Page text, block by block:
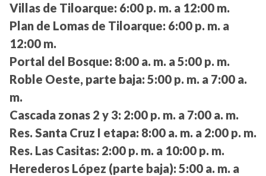
Villas de Tiloarque: 6:00 p. m. a 12:00 m.
Plan de Lomas de Tiloarque: 6:00 p. m. a
12:00 m.
Portal del Bosque: 8:00 a. m. a 5:00 p. m.
Roble Oeste, parte baja: 5:00 p. m. a 7:00 a.
m.
Cascada zonas 2 y 3: 2:00 p. m. a 7:00 a. m.
Res. Santa Cruz I etapa: 8:00 a. m. a 2:00 p. m.
Res. Las Casitas: 2:00 p. m. a 10:00 p. m.
Herederos López (parte baja): 5:00 a. m. a